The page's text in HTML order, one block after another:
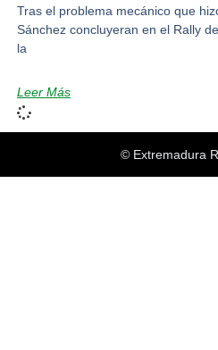
Tras el problema mecánico que
Sánchez concluyeran en el Rally
la
Leer Más
© Extremadura